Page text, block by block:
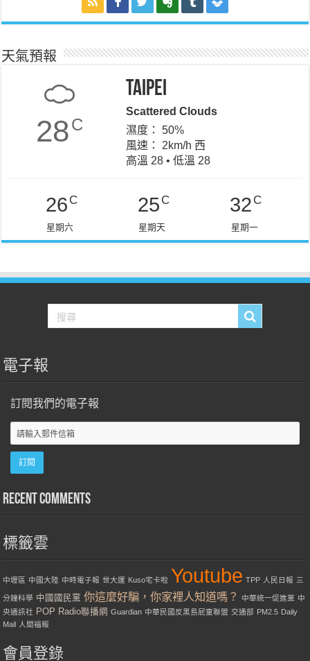
天氣預報
28C
Taipei
Scattered Clouds
濕度： 50%
風速： 2km/h 西
高溫 28 • 低溫 28
26 C
星期六
25 C
星期天
32 C
星期一
電子報
訂閱我們的電子報
Recent Comments
標籤雲
中壢區 中國大陸 中時電子報 世大運 Kuso宅卡啦 Youtube TPP 人民日報 三
分鐘科學 中國國民黨 你這麼好騙，你家裡人知道嗎？ 中華統一促進黨 中
央通訊社 POP Radio聯播網 Guardian 中華民國反黑島屁童聯盟 交通部 PM2.5 Daily
Mail 人間福報
會員登錄